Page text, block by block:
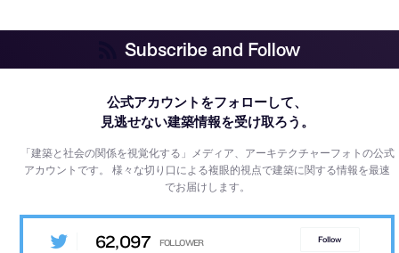
Subscribe and Follow
公式アカウントをフォローして、
見逃せない建築情報を受け取ろう。
「建築と社会の関係を視覚化する」メディア、アーキテクチャーフォトの公式
アカウントです。様々な切り口による複眼的視点で建築に関する情報を最速
でお届けします。
62,097 Follow